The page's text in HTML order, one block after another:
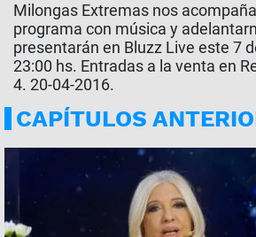
Milongas Extremas nos
programa con música y
presentarán en Bluzz Live este 7
23:00 hs. Entradas a la venta en
4. 20-04-2016.
CAPÍTULOS